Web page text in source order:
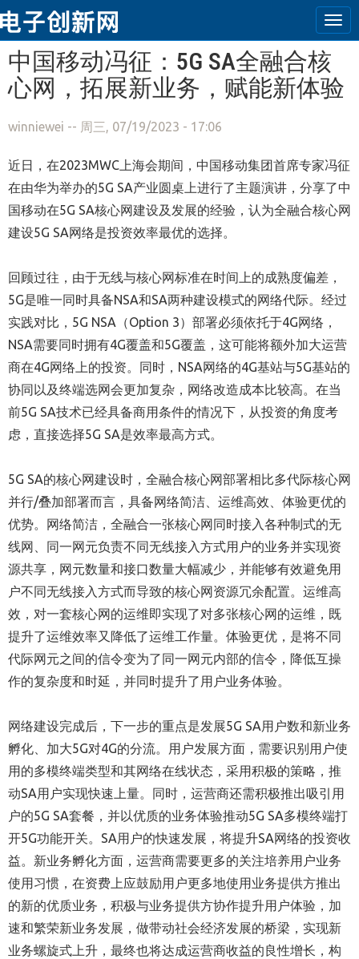
跳转到主要内容
中国移动冯征：5G SA全融合核
心网，拓展新业务，赋能新体验
winniewei -- 周三, 07/19/2023 - 17:06
近日，在2023MWC上海会期间，中国移动集团首席专家冯征
在由华为举办的5G SA产业圆桌上进行了主题演讲，分享了中
国移动在5G SA核心网建设及发展的经验，认为全融合核心网
建设5G SA网络是投资效率最优的选择。
回顾过往，由于无线与核心网标准在时间上的成熟度偏差，
5G是唯一同时具备NSA和SA两种建设模式的网络代际。经过
实践对比，5G NSA（Option 3）部署必须依托于4G网络，
NSA需要同时拥有4G覆盖和5G覆盖，这可能将额外加大运营
商在4G网络上的投资。同时，NSA网络的4G基站与5G基站的
协同以及终端选网会更加复杂，网络改造成本比较高。在当
前5G SA技术已经具备商用条件的情况下，从投资的角度考
虑，直接选择5G SA是效率最高方式。
5G SA的核心网建设时，全融合核心网部署相比多代际核心网
并行/叠加部署而言，具备网络简洁、运维高效、体验更优的
优势。网络简洁，全融合一张核心网同时接入各种制式的无
线网、同一网元负责不同无线接入方式用户的业务并实现资
源共享，网元数量和接口数量大幅减少，并能够有效避免用
户不同无线接入方式而导致的核心网资源冗余配置。运维高
效，对一套核心网的运维即实现了对多张核心网的运维，既
提升了运维效率又降低了运维工作量。体验更优，是将不同
代际网元之间的信令变为了同一网元内部的信令，降低互操
作的复杂度和时延，并同时提升了用户业务体验。
网络建设完成后，下一步的重点是发展5G SA用户数和新业务
孵化、加大5G对4G的分流。用户发展方面，需要识别用户使
用的多模终端类型和其网络在线状态，采用积极的策略，推
动SA用户实现快速上量。同时，运营商还需积极推出吸引用
户的5G SA套餐，并以优质的业务体验推动5G SA多模终端打
开5G功能开关。SA用户的快速发展，将提升SA网络的投资收
益。新业务孵化方面，运营商需要更多的关注培养用户业务
使用习惯，在资费上应鼓励用户更多地使用业务提供方推出
的新的优质业务，积极与业务提供方协作提升用户体验，加
速和繁荣新业务发展，做带动社会经济发展的桥梁，实现新
业务螺旋式上升，最终也将达成运营商收益的良性增长，构